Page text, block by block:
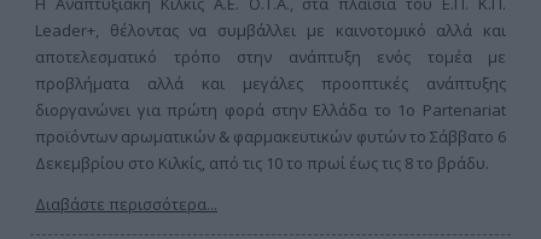
Leader+, θέλοντας να συμβάλλει με καινοτομικό αλλά και
αποτελεσματικό τρόπο στην ανάπτυξη ενός τομέα με
προβλήματα αλλά και μεγάλες προοπτικές ανάπτυξης
διοργανώνει για πρώτη φορά στην Ελλάδα το 1ο Partenariat
προϊόντων αρωματικών & φαρμακευτικών φυτών το Σάββατο 6
Δεκεμβρίου στο Κιλκίς, από τις 10 το πρωί έως τις 8 το βράδυ.
Διαβάστε περισσότερα...